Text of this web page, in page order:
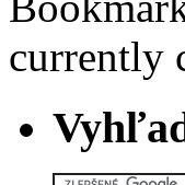
currently